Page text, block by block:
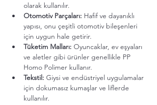
olarak kullanılır.
Otomotiv Parçaları: Hafif ve dayanıklı
yapısı, onu çeşitli otomotiv bileşenleri
için uygun hale getirir.
Tüketim Malları: Oyuncaklar, ev eşyaları
ve aletler gibi ürünler genellikle PP
Homo Polimer kullanır.
Tekstil: Giysi ve endüstriyel uygulamalar
için dokumasız kumaşlar ve liflerde
kullanılır.